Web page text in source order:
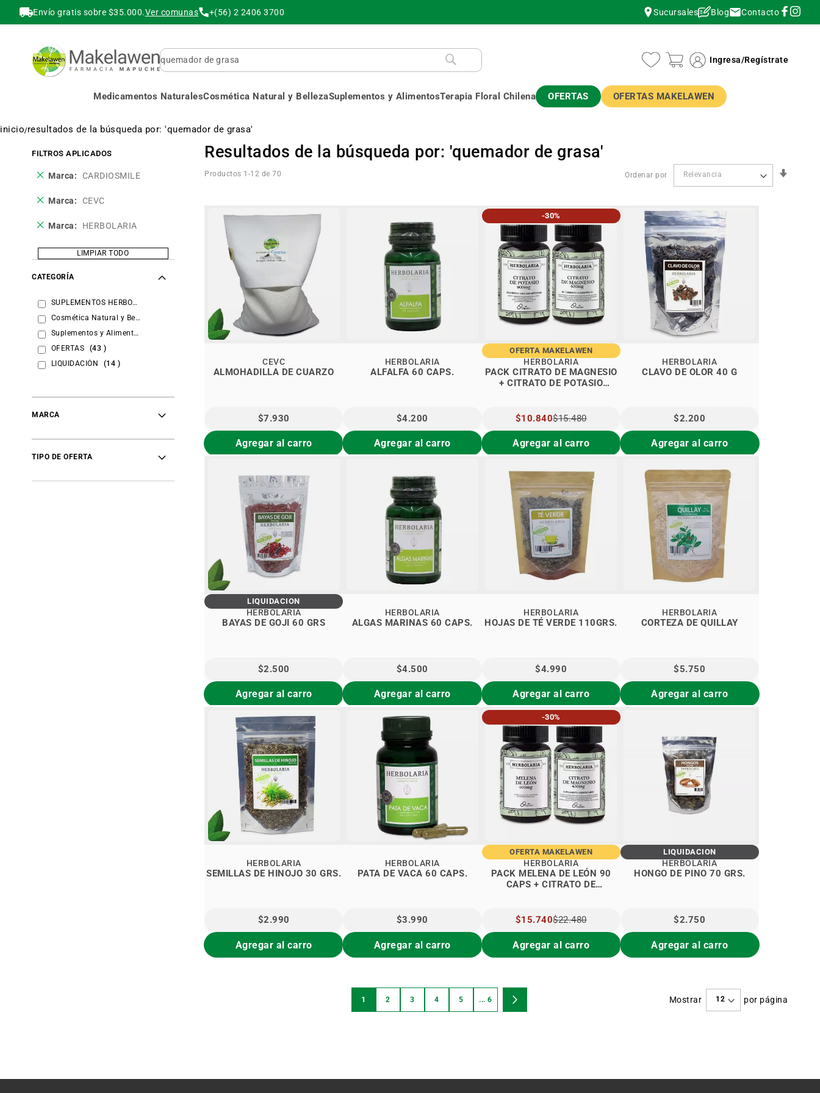
Envío gratis sobre $35.000.Ver comunas +(56) 2 2406 3700 Sucursales Blog Contacto
Buscar
Ingresa/Regístrate
Medicamentos NaturalesCosmética Natural y BellezaSuplementos y AlimentosTerapia Floral Chilena OFERTAS OFERTAS MAKELAWEN
inicio resultados de la búsqueda por: 'quemador de grasa'
Resultados de la búsqueda por: 'quemador de grasa'
Productos 1 -12 de70 Ordenar por
ALMOHADILLA DE CUARZO
CEVC
$7.930
Agregar al carro
ALFALFA 60 CAPS.
HERBOLARIA
$4.200
Agregar al carro
-30%
OFERTA MAKELAWEN
PACK CITRATO DE MAGNESIO
+ CITRATO DE POTASIO
HERBOLARIA
PRECIO
ESPECIAL
$10.840$15.480
Agregar al carro
CLAVO DE OLOR 40 G
HERBOLARIA
$2.200
Agregar al carro
LIQUIDACIÓN
BAYAS DE GOJI 60 GRS
HERBOLARIA
$2.500
Agregar al carro
ALGAS MARINAS 60 CAPS.
HERBOLARIA
$4.500
Agregar al carro
HOJAS DE TÉ VERDE 110GRS.
HERBOLARIA
$4.990
Agregar al carro
CORTEZA DE QUILLAY
HERBOLARIA
$5.750
Agregar al carro
SEMILLAS DE HINOJO 30 GRS.
HERBOLARIA
$2.990
Agregar al carro
PATA DE VACA 60 CAPS.
HERBOLARIA
$3.990
Agregar al carro
-30%
OFERTA MAKELAWEN
PACK MELENA DE LEÓN 90
CAPS + CITRATO DE
HERBOLARIA
PRECIO
ESPECIAL
$15.740$22.480
Agregar al carro
LIQUIDACIÓN
HONGO DE PINO 70 GRS.
HERBOLARIA
$2.750
Agregar al carro
1
2
3
4
5
... 6
Mostrar por página
FILTROS APLICADOS
Marca CARDIOSMILE
Eliminar
producto
Marca CEVC
Eliminar
producto
Marca HERBOLARIA
Eliminar
productoLIMPIAR TODO
CATEGORÍA
SUPLEMENTOS HERBOLARIA
Cosmética Natural y Belleza
Suplementos y Alimentos
OFERTAS
43 items
LIQUIDACIÓN
14 items
OFERTAS MAKELAWEN 21items
Nuevo herbolaria
MARCA
TIPO DE OFERTA